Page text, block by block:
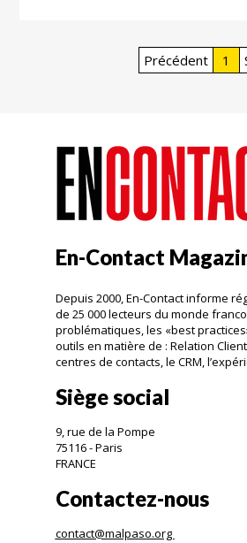
Précédent 1
En-Contact
Depuis 2000, En-Contact informe
de 25 000 lecteurs du monde
problématiques, les «best
outils en matière de : Relation
centres de contacts, le CRM,
Siège social
9, rue de la Pompe
75116 - Paris
FRANCE
Contactez-nous
contact@malpaso.org